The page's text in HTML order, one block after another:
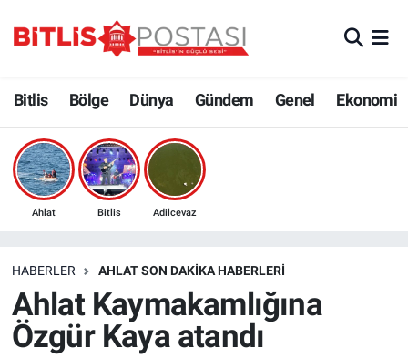
Bitlis Bölge Dünya Gündem Genel Ekonomi
Ahlat Bitlis Adilcevaz
HABERLER AHLAT SON DAKIKA HABERLERI
Ahlat Kaymakamlığına
Özgür Kaya atandı
Bölge
Çevre
Eğitim
Ekonomi
Bitlis Trafik Yoğunluk Haritası
Süper Lig Puan Durumu ve Fikstür
Son Dakika Haberleri
Haber Arşivi